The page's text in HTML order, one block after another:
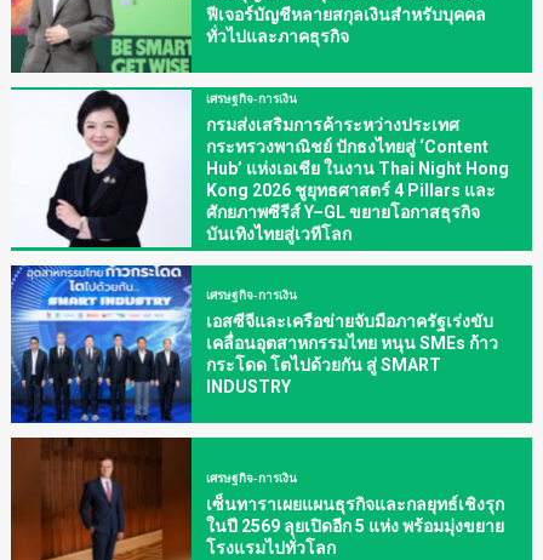
ฟีเจอร์บัญชีหลายสกุลเงินสำหรับบุคคล
ทั่วไปและภาคธุรกิจ
เศรษฐกิจ-การเงิน
กรมส่งเสริมการค้าระหว่างประเทศ
กระทรวงพาณิชย์ ปักธงไทยสู่ ‘Content
Hub’ แห่งเอเชีย ในงาน Thai Night Hong
Kong 2026 ชูยุทธศาสตร์ 4 Pillars และ
ศักยภาพซีรีส์ Y–GL ขยายโอกาสธุรกิจ
บันเทิงไทยสู่เวทีโลก
เศรษฐกิจ-การเงิน
เอสซีจีและเครือข่ายจับมือภาครัฐเร่งขับ
เคลื่อนอุตสาหกรรมไทย หนุน SMEs ก้าว
กระโดด โตไปด้วยกัน สู่ SMART
INDUSTRY
เศรษฐกิจ-การเงิน
เซ็นทาราเผยแผนธุรกิจและกลยุทธ์เชิงรุก
ในปี 2569 ลุยเปิดอีก 5 แห่ง พร้อมมุ่งขยาย
โรงแรมไปทั่วโลก